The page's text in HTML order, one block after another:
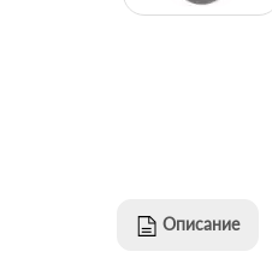
Описание